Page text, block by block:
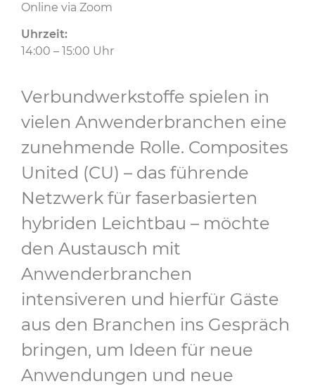
Online via Zoom
Uhrzeit:
14:00 – 15:00 Uhr
Verbundwerkstoffe spielen in
vielen Anwenderbranchen eine
zunehmende Rolle. Composites
United (CU) – das führende
Netzwerk für faserbasierten
hybriden Leichtbau – möchte
den Austausch mit
Anwenderbranchen
intensiveren und hierfür Gäste
aus den Branchen ins Gespräch
bringen, um Ideen für neue
Anwendungen und neue